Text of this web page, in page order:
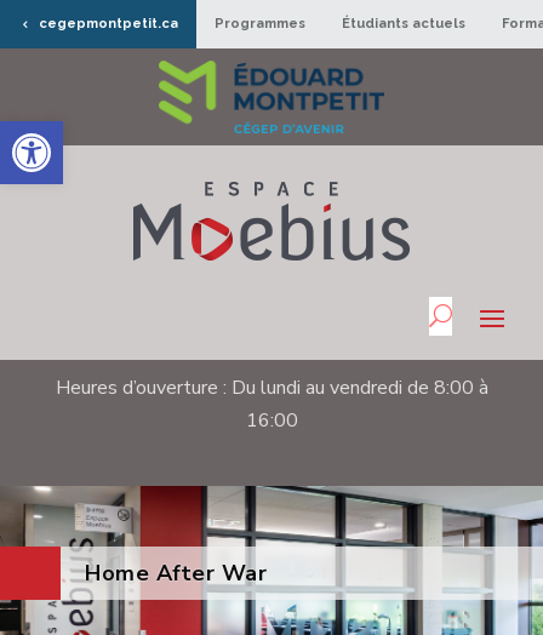
Ouvrir la barre d’outils
cegepmontpetit.ca Programmes Étudiants actuels
Heures d’ouverture : Du lundi au vendredi de 8:00 à
16:00
Home After War